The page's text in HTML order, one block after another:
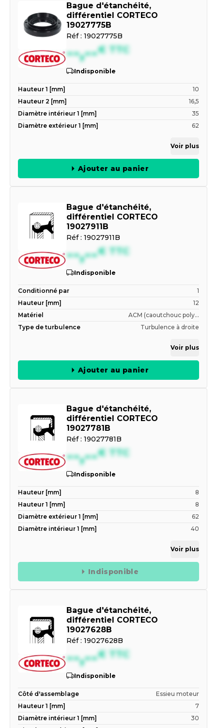
Bague d'étanchéité,
différentiel CORTECO
19027775B
Réf : 19027775B
--,--€ TTC
Indisponible
Hauteur 1 [mm]
10
Hauteur 2 [mm]
16,5
Diamètre intérieur 1 [mm]
35
Diamètre extérieur 1 [mm]
62
Voir plus
Ajouter au panier
Bague d'étanchéité,
différentiel CORTECO
19027911B
Réf : 19027911B
--,--€ TTC
Indisponible
Conditionné par
1
Hauteur [mm]
12
Matériel
ACM (caoutchouc poly...
Type de turbulence
Turbulence à droite
Voir plus
Ajouter au panier
Bague d'étanchéité,
différentiel CORTECO
19027781B
Réf : 19027781B
--,--€ TTC
Indisponible
Hauteur [mm]
8
Hauteur 1 [mm]
8
Diamètre extérieur 1 [mm]
62
Diamètre intérieur 1 [mm]
40
Voir plus
Indisponible
Bague d'étanchéité,
différentiel CORTECO
19027628B
Réf : 19027628B
--,--€ TTC
Indisponible
Côté d'assemblage
Essieu moteur
Hauteur 1 [mm]
7
Diamètre intérieur 1 [mm]
30